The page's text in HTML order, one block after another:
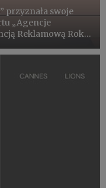
przyznała swoje
„Agencje
Reklamową Roku